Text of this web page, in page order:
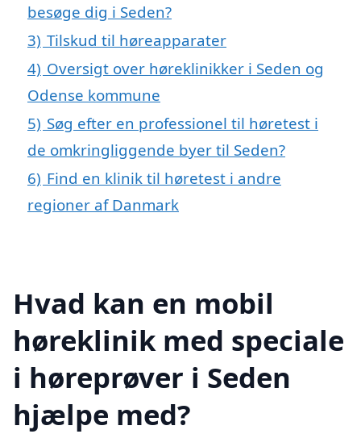
besøge dig i Seden?
3) Tilskud til høreapparater
4) Oversigt over høreklinikker i Seden og
Odense kommune
5) Søg efter en professionel til høretest i
de omkringliggende byer til Seden?
6) Find en klinik til høretest i andre
regioner af Danmark
Hvad kan en mobil
høreklinik med speciale
i høreprøver i Seden
hjælpe med?